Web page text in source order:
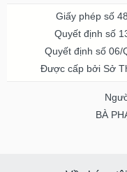
Giấy phép số
Quyết định số
Quyết định số 06/
Được cấp bởi Sở
BÀ